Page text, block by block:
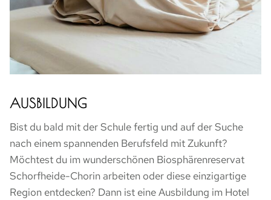
AUSBILDUNG
Bist du bald mit der Schule fertig und auf der Suche
nach einem spannenden Berufsfeld mit Zukunft?
Möchtest du im wunderschönen Biosphärenreservat
Schorfheide-Chorin arbeiten oder diese einzigartige
Region entdecken? Dann ist eine Ausbildung im Hotel